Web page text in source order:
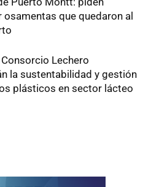
osamentas que quedaron al
Consorcio Lechero
la sustentabilidad y gestión
plásticos en sector lácteo